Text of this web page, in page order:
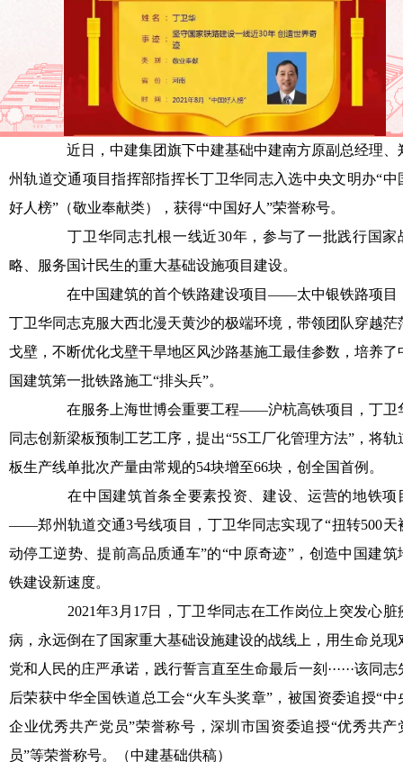
近日，中建集团旗下中建基础中建南方原副总经理、
州轨道交通项目指挥部指挥长丁卫华同志入选中央文明办“中
好人榜”（敬业奉献类），获得“中国好人”荣誉称号。
丁卫华同志扎根一线近30年，参与了一批践行国家
略、服务国计民生的重大基础设施项目建设。
在中国建筑的首个铁路建设项目——太中银铁路项目
丁卫华同志克服大西北漫天黄沙的极端环境，带领团队穿越茫
戈壁，不断优化戈壁干旱地区风沙路基施工最佳参数，培养了
国建筑第一批铁路施工“排头兵”。
在服务上海世博会重要工程——沪杭高铁项目，丁卫
同志创新梁板预制工艺工序，提出“5S工厂化管理方法”，将轨
板生产线单批次产量由常规的54块增至66块，创全国首例。
在中国建筑首条全要素投资、建设、运营的地铁项
——郑州轨道交通3号线项目，丁卫华同志实现了“扭转500天
动停工逆势、提前高品质通车”的“中原奇迹”，创造中国建筑
铁建设新速度。
2021年3月17日，丁卫华同志在工作岗位上突发心脏
病，永远倒在了国家重大基础设施建设的战线上，用生命兑现
党和人民的庄严承诺，践行誓言直至生命最后一刻······该同志
后荣获中华全国铁道总工会“火车头奖章”，被国资委追授“中
企业优秀共产党员”荣誉称号，深圳市国资委追授“优秀共产
员”等荣誉称号。（中建基础供稿）